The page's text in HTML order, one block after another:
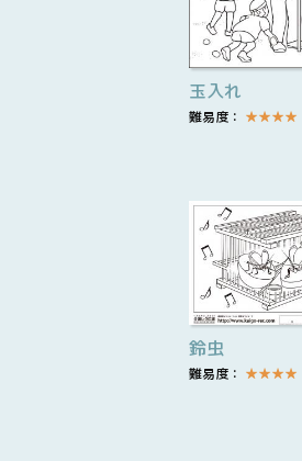
玉入れ
難易度： ★★★★
鈴虫
難易度： ★★★★